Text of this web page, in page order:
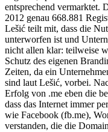
entsprechend vermarktet.
2012 genau 668.881
Lešić teilt mit, dass die
unterworfen ist und
nicht allen klar: teilweise
Schutz des eigenen
Zeiten, da ein
sind laut Lešić, vorbei.
Erfolg von .me eben die
dass das Internet immer
wie Facebook (fb.me),
verstanden, die die